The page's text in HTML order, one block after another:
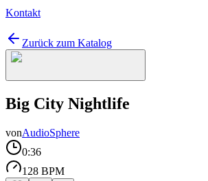
Kontakt
Zurück zum Katalog
Big City Nightlife
vonAudioSphere
0:36
128 BPM